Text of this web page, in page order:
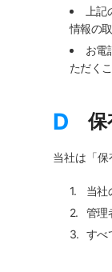
上
情報の
お電
ただく
D 保
当社は「保
当社
管理
すべ